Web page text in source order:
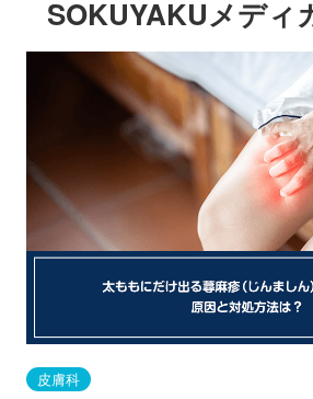
SOKUYAKUメディ
皮膚科